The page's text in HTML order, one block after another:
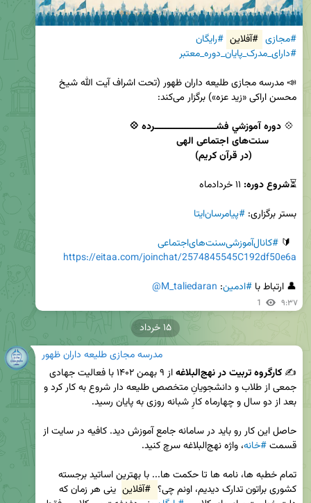
#مجازی #آفلاین #رایگان
#دارای_مدرک_پایان_دوره_معتبر
⏳شروع دوره:
بستر برگزاری: #پیامرسان‌ایتا
#کانال‌آموزشی‌‌سنت‌های‌اجتماعی
https://eitaa.com/joinchat/2574845545C192df50e6a
👤 ارتباط با #ادمین:
@M_taliedaran
1 ۹:۳۷
مدرسه مجازی طلیعه داران ظهور
✍ کارگروه تربیت در نهج‌البلاغه
قسمت #خانه
کشوری براتون تدارک دیدیم، اونم چی؟ #آفلاین
۱۵ خرداد